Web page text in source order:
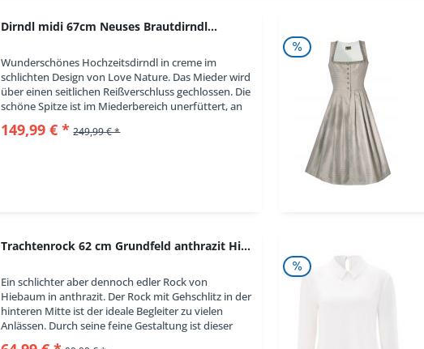
58
Dirndl midi 67cm Neuses Brautdirndl...
Wunderschönes Hochzeitsdirndl in creme im
schlichten Design von Love Nature. Das Mieder wird
über einen seitlichen Reißverschluss gechlossen. Die
schöne Spitze ist im Miederbereich unerfüttert, an
den Ärmeln nicht. Der herzförmige...
149,99 € * 249,99 € *
Trachtenrock 62 cm Grundfeld anthrazit Hiebaum
Ein schlichter aber dennoch edler Rock von
Hiebaum in anthrazit. Der Rock mit Gehschlitz in der
hinteren Mitte ist der ideale Begleiter zu vielen
Anlässen. Durch seine feine Gestaltung ist dieser
Rock das ganze Jahr über vielseitig...